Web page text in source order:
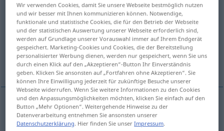
Beraubungf <Beraubung;Beraubungen> GEH
Übersicht aller Übersetzungen
(Für mehr Details die Übersetzung anklicken/antippen)
robo, despojo, expolio, privación
robom Beraubung
Wir verwenden Cookies, damit Sie unsere Webseite bestmöglich nutzen
und wir besser mit Ihnen kommunizieren können. Notwendige,
funktionale und statistische Cookies, die für den Betrieb der Webseite
und der statistischen Auswertung unserer Webseite erforderlich sind,
werden auf Grundlage unserer Vorauswahl immer auf Ihrem Endgerät
gespeichert. Marketing-Cookies und Cookies, die der Bereitstellung
personalisierter Werbung dienen, werden nur gespeichert, wenn Sie uns
durch einen Klick auf den „Akzeptieren“-Button Ihr Einverständnis
geben. Klicken Sie ansonsten auf „Fortfahren ohne Akzeptieren“. Sie
können Ihre Einwilligung jederzeit für zukünftige Besuche unserer
Webseite widerrufen. Wenn Sie weitere Informationen zu den Cookies
und den Anpassungsmöglichkeiten möchten, klicken Sie einfach auf den
Button „Mehr Optionen“. Weitergehende Hinweise zu der
Datenverarbeitung entnehmen Sie ansonsten unserer
Datenschutzerklärung. Hier finden Sie unserImpressum.